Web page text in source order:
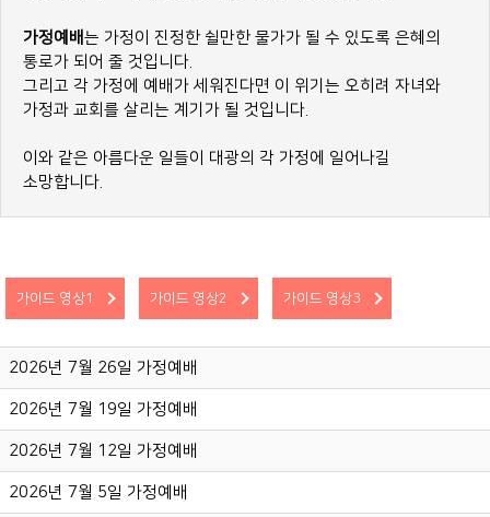
가정예배는 가정이 진정한 쉴만한 물가가 될 수 있도록 은혜의
통로가 되어 줄 것입니다.
그리고 각 가정에 예배가 세워진다면 이 위기는 오히려 자녀와
가정과 교회를 살리는 계기가 될 것입니다.
이와 같은 아름다운 일들이 대광의 각 가정에 일어나길
소망합니다.
가이드 영상1 가이드 영상2 가이드 영상3
2026년 7월 26일 가정예배
2026년 7월 19일 가정예배
2026년 7월 12일 가정예배
2026년 7월 5일 가정예배